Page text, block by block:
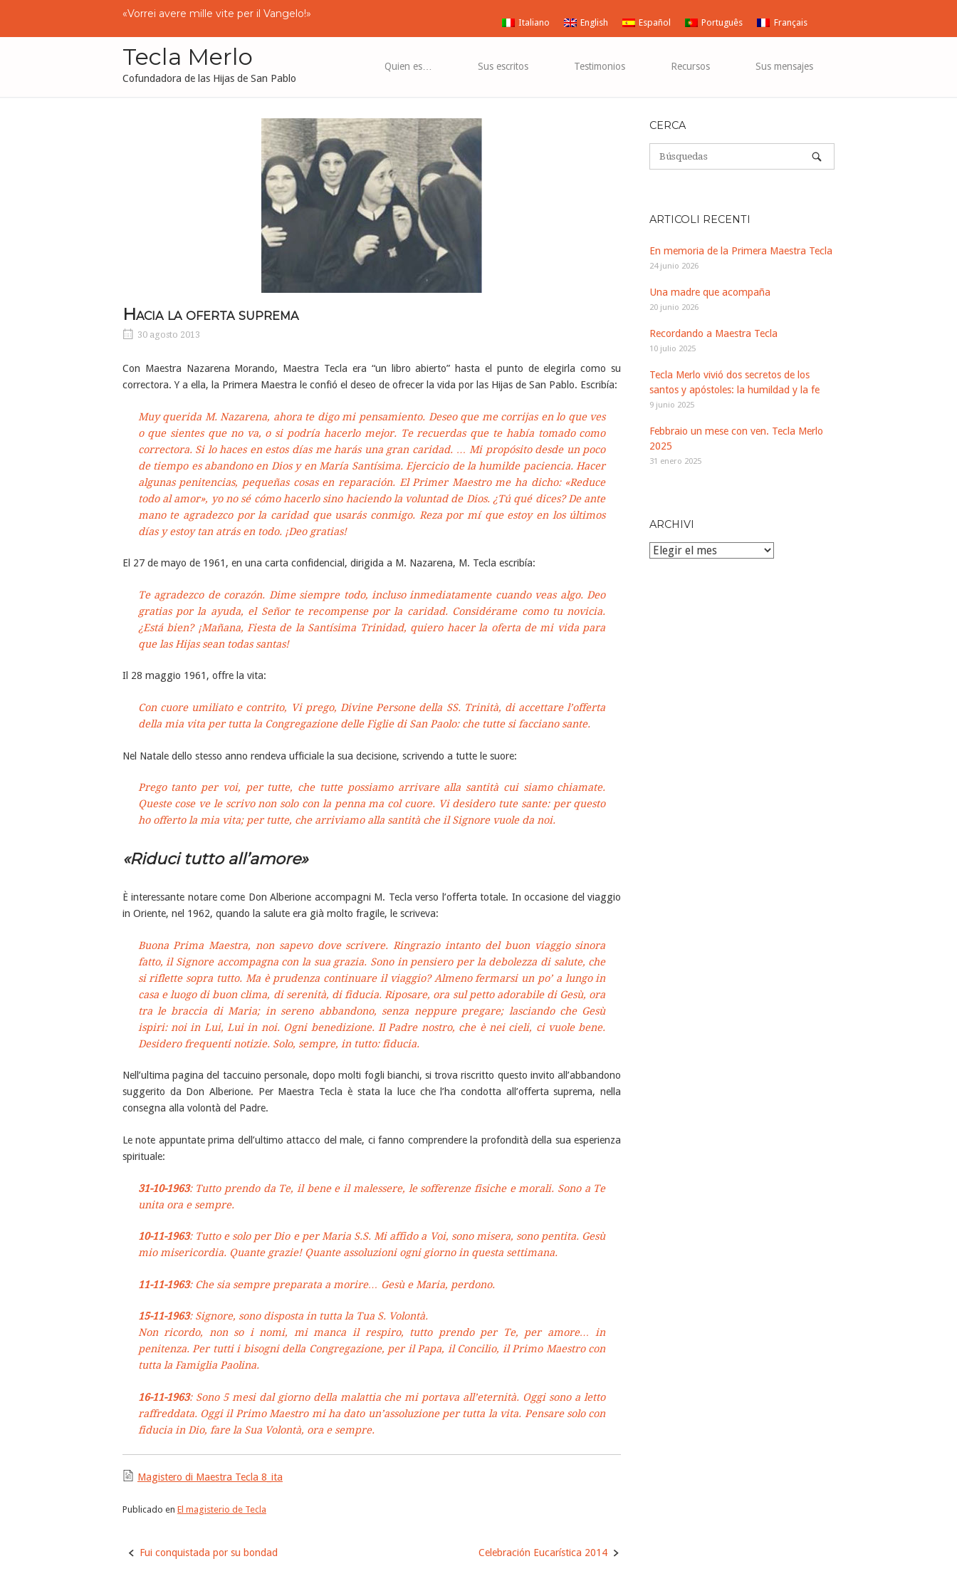
contenido
« I
Vorrei
wish
avereI had
mille avite thousand
per lives to give to the
il
Italiano English Español Português Français
Tecla Merlo
Cofundadora de las Hijas de San Pablo
Quien es… Sus escritos Testimonios Recursos Sus mensajes
Hacia la oferta suprema
30 agosto 2013
Con Maestra Nazarena Morando, Maestra Tecla era “un libro abierto” hasta el punto de elegirla como su
correctora. Y a ella, la Primera Maestra le confió el deseo de ofrecer la vida por las Hijas de San Pablo. Escribía:
Muy querida M. Nazarena, ahora te digo mi pensamiento. Deseo que me corrijas en lo que ves
o que sientes que no va, o si podría hacerlo mejor. Te recuerdas que te había tomado como
correctora. Si lo haces en estos días me harás una gran caridad. … Mi propósito desde un poco
de tiempo es abandono en Dios y en María Santísima. Ejercicio de la humilde paciencia. Hacer
algunas penitencias, pequeñas cosas en reparación. El Primer Maestro me ha dicho: «Reduce
todo al amor», yo no sé cómo hacerlo sino haciendo la voluntad de Dios. ¿Tú qué dices? De ante
mano te agradezco por la caridad que usarás conmigo. Reza por mí que estoy en los últimos
días y estoy tan atrás en todo. ¡Deo gratias!
El 27 de mayo de 1961, en una carta confidencial, dirigida a M. Nazarena, M. Tecla escribía:
Te agradezco de corazón. Dime siempre todo, incluso inmediatamente cuando veas algo. Deo
gratias por la ayuda, el Señor te recompense por la caridad. Considérame como tu novicia.
¿Está bien? ¡Mañana, Fiesta de la Santísima Trinidad, quiero hacer la oferta de mi vida para
que las Hijas sean todas santas!
Il 28 maggio 1961, offre la vita:
Con cuore umiliato e contrito, Vi prego, Divine Persone della SS. Trinità, di accettare l’offerta
della mia vita per tutta la Congregazione delle Figlie di San Paolo: che tutte si facciano sante.
Nel Natale dello stesso anno rendeva ufficiale la sua decisione, scrivendo a tutte le suore:
Prego tanto per voi, per tutte, che tutte possiamo arrivare alla santità cui siamo chiamate.
Queste cose ve le scrivo non solo con la penna ma col cuore. Vi desidero tute sante: per questo
ho offerto la mia vita; per tutte, che arriviamo alla santità che il Signore vuole da noi.
«Riduci tutto all’amore»
È interessante notare come Don Alberione accompagni M. Tecla verso l’offerta totale. In occasione del viaggio
in Oriente, nel 1962, quando la salute era già molto fragile, le scriveva:
Buona Prima Maestra, non sapevo dove scrivere. Ringrazio intanto del buon viaggio sinora
fatto, il Signore accompagna con la sua grazia. Sono in pensiero per la debolezza di salute, che
si riflette sopra tutto. Ma è prudenza continuare il viaggio? Almeno fermarsi un po’ a lungo in
casa e luogo di buon clima, di serenità, di fiducia. Riposare, ora sul petto adorabile di Gesù, ora
tra le braccia di Maria; in sereno abbandono, senza neppure pregare; lasciando che Gesù
ispiri: noi in Lui, Lui in noi. Ogni benedizione. Il Padre nostro, che è nei cieli, ci vuole bene.
Desidero frequenti notizie. Solo, sempre, in tutto: fiducia.
Nell’ultima pagina del taccuino personale, dopo molti fogli bianchi, si trova riscritto questo invito all’abbandono
suggerito da Don Alberione. Per Maestra Tecla è stata la luce che l’ha condotta all’offerta suprema, nella
consegna alla volontà del Padre.
Le note appuntate prima dell’ultimo attacco del male, ci fanno comprendere la profondità della sua esperienza
spirituale:
31-10-1963: Tutto prendo da Te, il bene e il malessere, le sofferenze fisiche e morali. Sono a Te
unita ora e sempre.
10-11-1963: Tutto e solo per Dio e per Maria S.S. Mi affido a Voi, sono misera, sono pentita. Gesù
mio misericordia. Quante grazie! Quante assoluzioni ogni giorno in questa settimana.
11-11-1963: Che sia sempre preparata a morire… Gesù e Maria, perdono.
15-11-1963: Signore, sono disposta in tutta la Tua S. Volontà.
Non ricordo, non so i nomi, mi manca il respiro, tutto prendo per Te, per amore… in
penitenza. Per tutti i bisogni della Congregazione, per il Papa, il Concilio, il Primo Maestro con
tutta la Famiglia Paolina.
16-11-1963: Sono 5 mesi dal giorno della malattia che mi portava all’eternità. Oggi sono a letto
raffreddata. Oggi il Primo Maestro mi ha dato un’assoluzione per tutta la vita. Pensare solo con
fiducia in Dio, fare la Sua Volontà, ora e sempre.
Magistero di Maestra Tecla 8_ita
Publicado en El magisterio de Tecla
Navegación
Fui conquistada por su bondad Celebración Eucarística 2014
CERCA
ARTICOLI RECENTI
En memoria de la Primera Maestra Tecla
24 junio 2026
Una madre que acompaña
20 junio 2026
Recordando a Maestra Tecla
10 julio 2025
Tecla Merlo vivió dos secretos de los
santos y apóstoles: la humildad y la fe
9 junio 2025
Febbraio un mese con ven. Tecla Merlo
2025
31 enero 2025
ARCHIVI
Archivi